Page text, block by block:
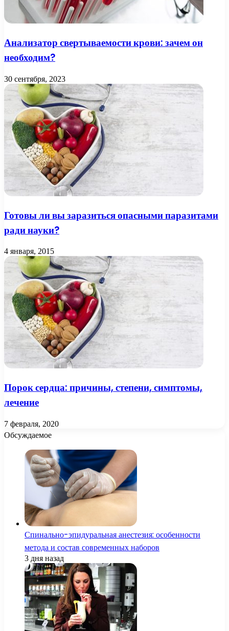
Анализатор свертываемости крови: зачем он
необходим?
30 сентября, 2023
Готовы ли вы заразиться опасными паразитами
ради науки?
4 января, 2015
Порок сердца: причины, степени, симптомы,
лечение
7 февраля, 2020
Обсуждаемое
Спинально-эпидуральная анестезия: особенности
метода и состав современных наборов
3 дня назад